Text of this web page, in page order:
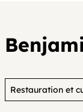
Restauration et